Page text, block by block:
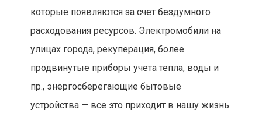
которые появляются за счет бездумного
расходования ресурсов. Электромобили на
улицах города, рекуперация, более
продвинутые приборы учета тепла, воды и
пр., энергосберегающие бытовые
устройства — все это приходит в нашу жизнь